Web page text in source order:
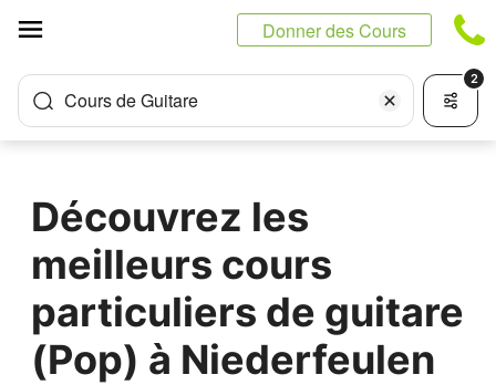
Donner des Cours
Cours de Guitare
2
Découvrez les
meilleurs cours
particuliers de guitare
(Pop) à Niederfeulen